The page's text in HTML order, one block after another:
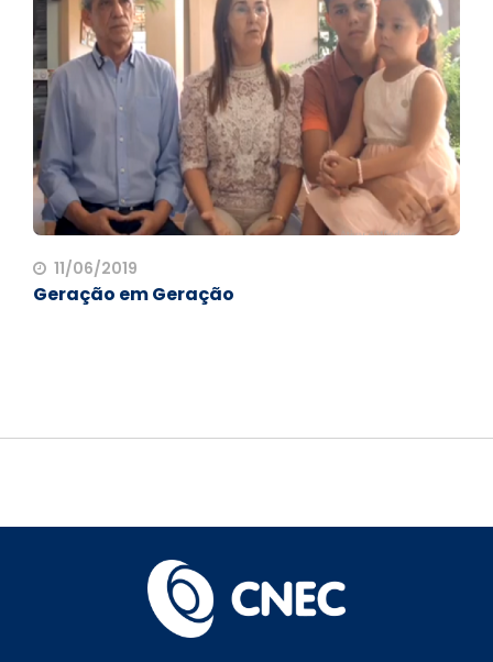
11/06/2019
Geração em Geração